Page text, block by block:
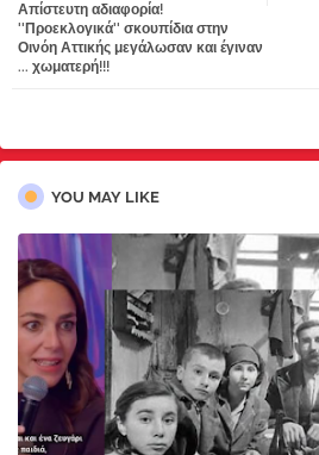
Απίστευτη αδιαφορία!
''Προεκλογικά'' σκουπίδια στην
Οινόη Αττικής μεγάλωσαν και έγιναν
... χωματερή!!!
YOU MAY LIKE